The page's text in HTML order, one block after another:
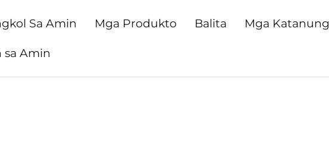
Sa Amin Mga Produkto Balita Mga
sa Amin